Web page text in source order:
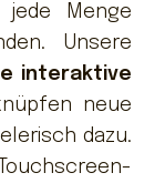
jede Menge
Unsere
interaktive
neue
dazu.